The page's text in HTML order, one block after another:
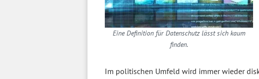
Eine Definition für Datenschutz lässt sich kaum
finden.
Im politischen Umfeld wird immer wieder